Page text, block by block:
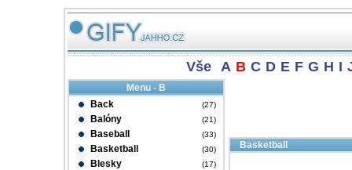
Vše A B C D E F G H I
Menu - B
Back
(27)
Balóny (21)
Baseball (33)
Basketball (30)
Blesky (17)
Basketball